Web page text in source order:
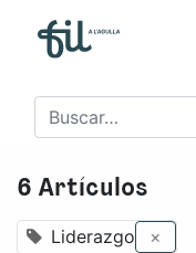
6 Artículos
Liderazgo ×